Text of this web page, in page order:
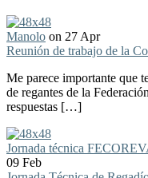
Manolo on 27 Apr
Reunión de trabajo de la
Me parece importante que
de regantes de la
respuestas […]
Jornada técnica
09 Feb